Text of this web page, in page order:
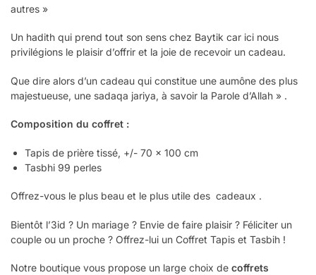
autres »
Un hadith qui prend tout son sens chez Baytik car ici nous
privilégions le plaisir d’offrir et la joie de recevoir un cadeau.
Que dire alors d’un cadeau qui constitue une aumône des plus
majestueuse, une sadaqa jariya, à savoir la Parole d’Allah » .
Composition du coffret :
Tapis de prière tissé, +/- 70 x 100 cm
Tasbhi 99 perles
Offrez-vous le plus beau et le plus utile des cadeaux .
Bientôt l’3id ? Un mariage ? Envie de faire plaisir ? Féliciter un
couple ou un proche ? Offrez-lui un Coffret Tapis et Tasbih !
Notre boutique vous propose un large choix de coffrets